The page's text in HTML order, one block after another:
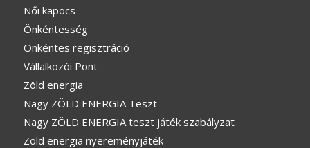
Női kapocs
Önkéntesség
Önkéntes regisztráció
Vállalkozói Pont
Zöld energia
Nagy ZÖLD ENERGIA Teszt
Nagy ZÖLD ENERGIA teszt játék szabályzat
Zöld energia nyereményjáték